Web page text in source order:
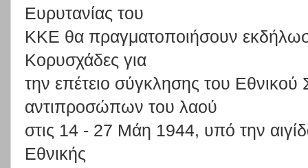
Ευρυτανίας του
ΚΚΕ θα πραγματοποιήσουν
Κορυσχάδες για
την επέτειο σύγκλησης του
αντιπροσώπων του λαού
στις 14 - 27 Μάη 1944, υπό την
Εθνικής